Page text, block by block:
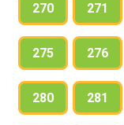
270 271
275 276
280 281